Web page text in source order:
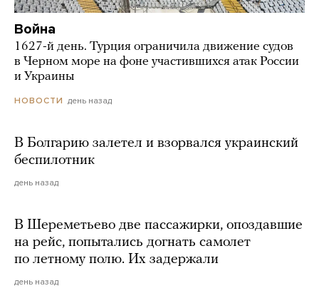
Война
1627-й день. Турция ограничила движение судов
в Черном море на фоне участившихся атак России
и Украины
НОВОСТИ день назад
В Болгарию залетел и взорвался украинский
беспилотник
день назад
В Шереметьево две пассажирки, опоздавшие
на рейс, попытались догнать самолет
по летному полю. Их задержали
день назад